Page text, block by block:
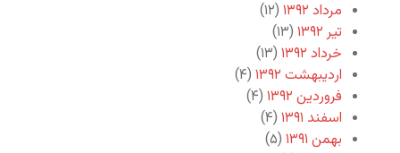
مرداد ۱۳۹۲
(۱۲)
تیر ۱۳۹۲
(۱۳)
خرداد ۱۳۹۲
(۱۳)
اردیبهشت ۱۳۹۲
(۴)
فروردین ۱۳۹۲
(۴)
اسفند ۱۳۹۱
(۴)
بهمن ۱۳۹۱
(۵)